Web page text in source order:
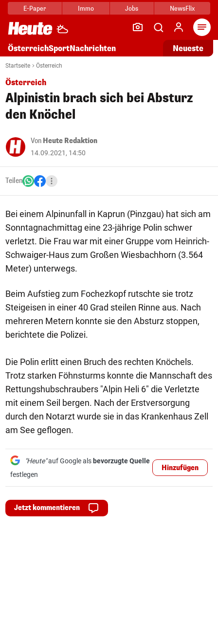
E-Paper Immo Jobs NewsFlix
ÖsterreichSportNachrichten Neueste
Startseite Österreich
Österreich
Alpinistin brach sich bei Absturz
den Knöchel
Von Heute Redaktion
14.09.2021, 14:50
Teilen
Bei einem Alpinunfall in Kaprun (Pinzgau) hat sich am
Sonntagnachmittag eine 23-jährige Polin schwer
verletzt. Die Frau war mit einer Gruppe vom Heinrich-
Schwaiger-Haus zum Großen Wiesbachhorn (3.564
Meter) unterwegs.
Beim Aufstieg zum Fochezkopf rutschte sie trotz
Steigeisen in einer 40 Grad steilen Rinne aus. Nach
mehreren Metern konnte sie den Absturz stoppen,
berichtete die Polizei.
Die Polin erlitt einen Bruch des rechten Knöchels.
Trotz starken Föhnsturms konnte die Mannschaft des
Rettungshubschraubers "Alpin Heli 6" die Verletzte
mit einem Seil bergen. Nach der Erstversorgung
durch den Notarzt wurde sie in das Krankenhaus Zell
am See geflogen.
"Heute"auf Google als bevorzugte Quelle
festlegen
Hinzufügen
Jetzt kommentieren